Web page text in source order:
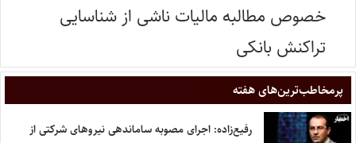
خصوص مطالبه مالیات ناشی از شناسایی
تراکنش بانکی
پر‌مخاطب‌ترین‌های هفته
رفیع‌زاده: اجرای مصوبه ساماندهی نیروهای شرکتی از